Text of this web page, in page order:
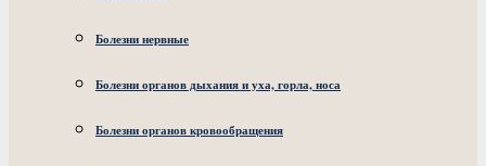
Болезни нервные
Болезни органов дыхания и уха, горла, носа
Болезни органов кровообращения